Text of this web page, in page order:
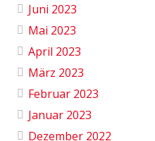
Juni 2023
Mai 2023
April 2023
März 2023
Februar 2023
Januar 2023
Dezember 2022